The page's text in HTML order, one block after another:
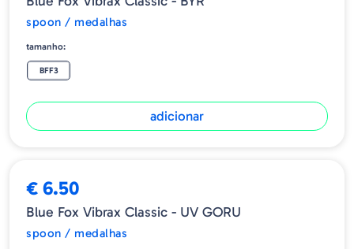
spoon / medalhas
tamanho:
BFF3
adicionar
€ 6.50
Blue Fox Vibrax Classic - UV GORU
spoon / medalhas